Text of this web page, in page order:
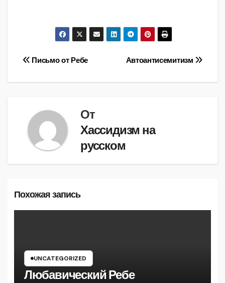
Навигация
по
Автоантисемитизм
Письмо от Ребе
От
Хассидизм на
русском
Похожая запись
UNCATEGORIZED
Любавический Ребе